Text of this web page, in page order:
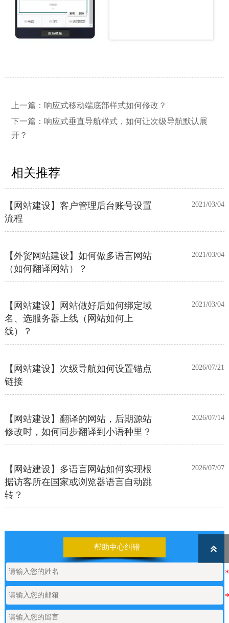
上一篇： 响应式移动端底部样式如何修改？
下一篇： 响应式垂直导航样式，如何让次级导航默认展
开？
相关推荐
【网站建设】网站的留言板如何绑定
【网站建设】客户管理后台账号设置
流程
【外贸网站建设】如何做多语言网站
（如何翻译网站）？
【网站建设】网站做好后如何绑定域
名、选服务器上线（网站如何上
线）？
【网站建设】次级导航如何设置锚点
链接
【网站建设】翻译的网站，后期源站
修改时，如何同步翻译到小语种里？
【网站建设】多语言网站如何实现根
据访客所在国家或浏览器语言自动跳
转？
业版编辑器里如何添加表格
【网站建设】表单管理
如何申请通义千问API的Key 2026/05/22
帮助中心纠错 